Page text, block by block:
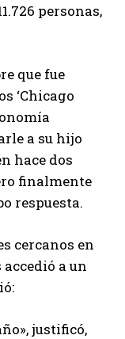
personas,
que fue
‘Chicago
a su hijo
hace dos
finalmente
respuesta.
cercanos en
a un
justificó,